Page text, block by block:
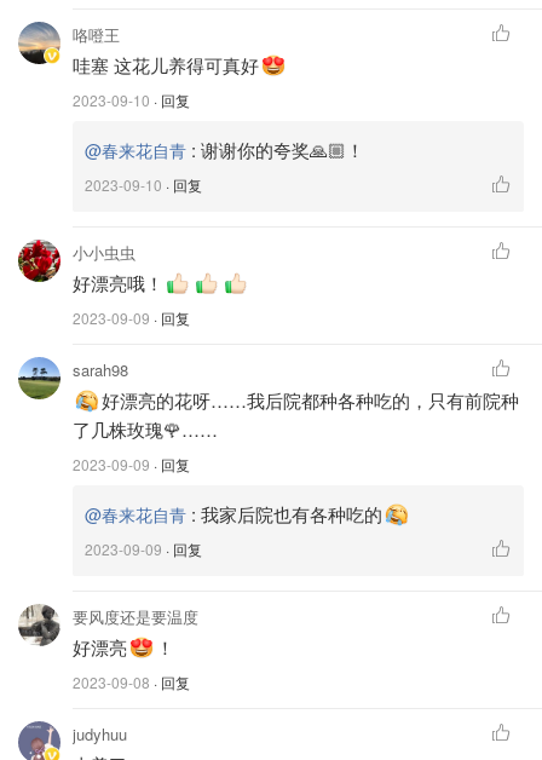
看这三张远照，你是否喜欢上了我家的后院？下面我带你近
距离来看她们漂亮的身姿！
这是夏洛特夫人落户我家的第二年！
咯噔王
哇塞 这花儿养得可真好
2023-09-10 · 回复
@春来花自青 : 谢谢你的夸奖🙏🏼！
2023-09-10 · 回复
小小虫虫
好漂亮哦！
2023-09-09 · 回复
sarah98
好漂亮的花呀……我后院都种各种吃的，只有前院种
了几株玫瑰🌹……
2023-09-09 · 回复
@春来花自青 : 我家后院也有各种吃的
2023-09-09 · 回复
要风度还是要温度
好漂亮 ！
2023-09-08 · 回复
judyhuu